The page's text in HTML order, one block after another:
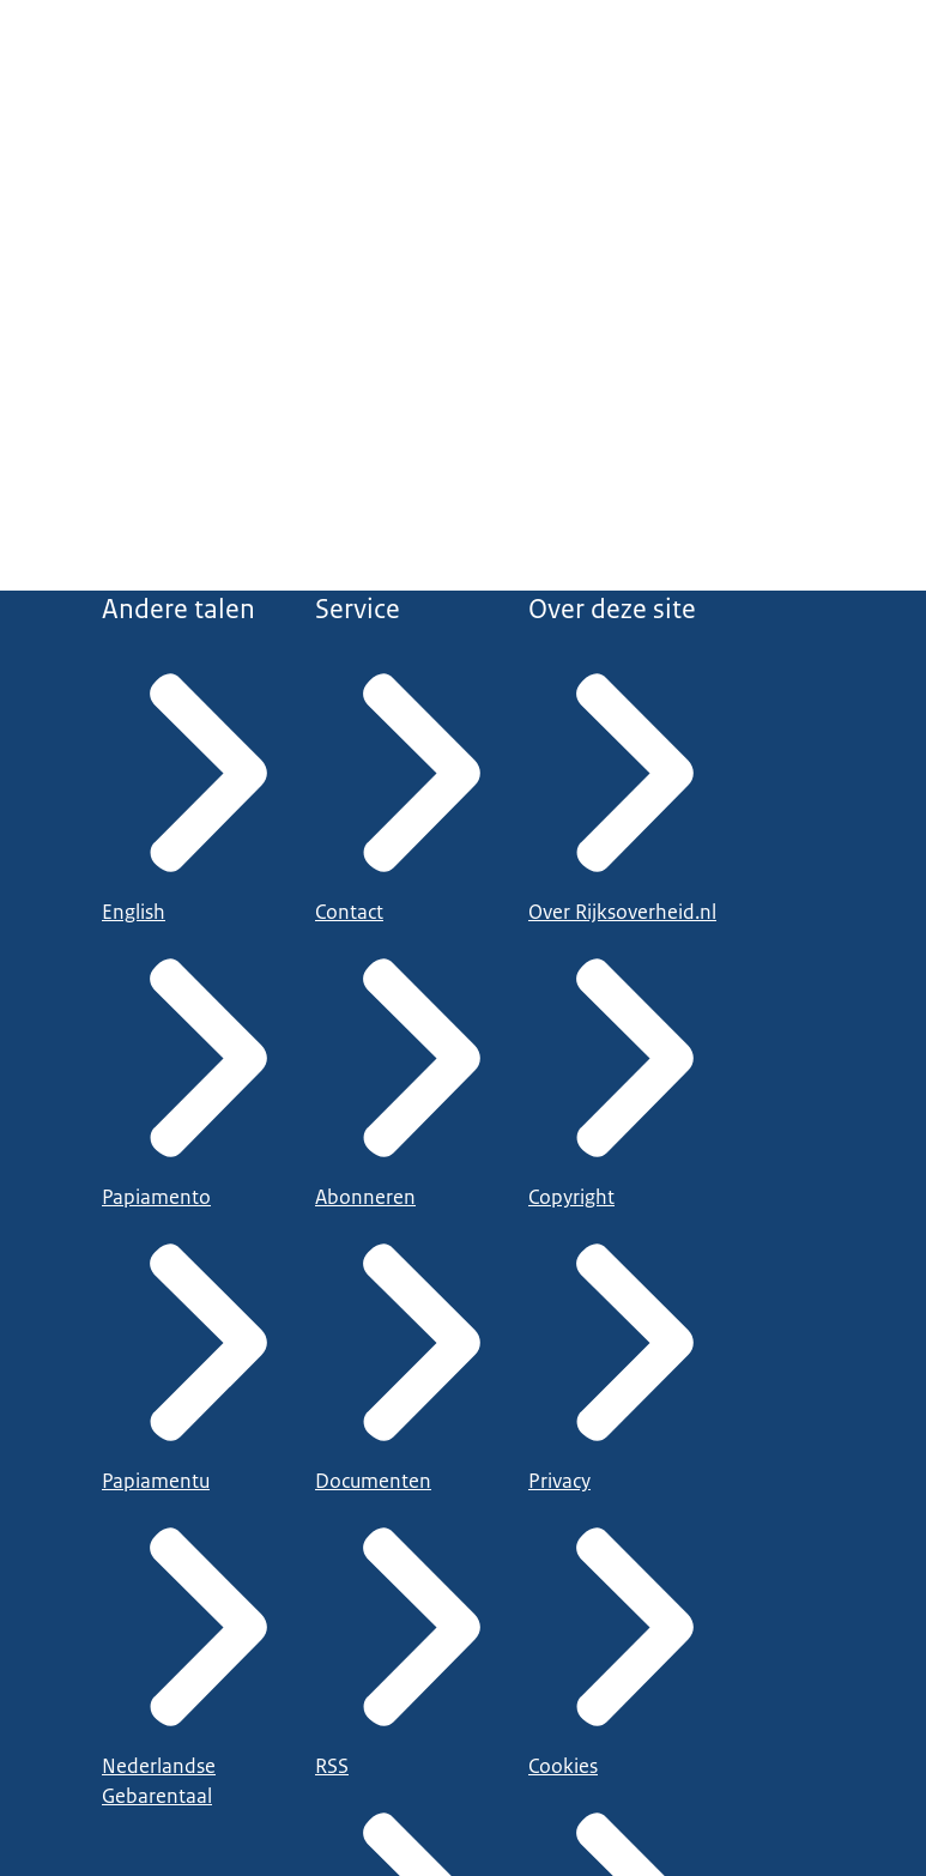
Andere talen
English
Papiamento
Papiamentu
Nederlandse
Gebarentaal
Service
Contact
Abonneren
Documenten
RSS
Over deze site
Over Rijksoverheid.nl
Copyright
Privacy
Cookies